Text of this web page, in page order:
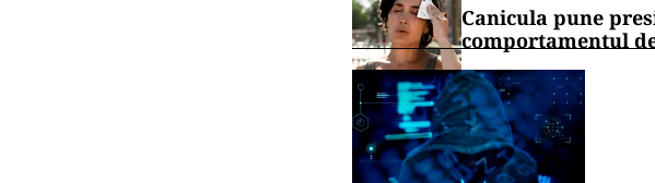
Canicula pune
comportamentul